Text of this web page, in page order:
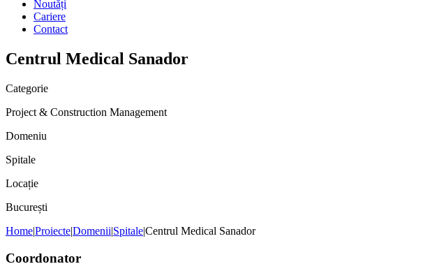
Noutăți
Cariere
Contact
Centrul Medical Sanador
Categorie
Project & Construction Management
Domeniu
Spitale
Locație
București
Home|Proiecte|Domenii|Spitale|Centrul Medical Sanador
Coordonator